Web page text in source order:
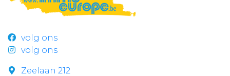
volg ons
volg ons
Zeelaan 212